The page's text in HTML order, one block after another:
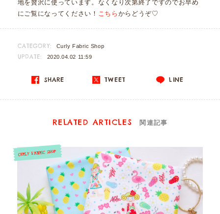
地を贅沢に使っています。なくなり次第終了ですのでお早め
にご覧になってください！ こちら からどうぞ♡
CATEGORY: Curly Fabric Shop
UPDATE: 2020.04.02 11:59
SHARE TWEET LINE
RELATED ARTICLES 関連記事